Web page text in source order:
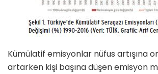
Kümülatif emisyonlar nüfus artışına
artarken kişi başı­na düşen emisyon